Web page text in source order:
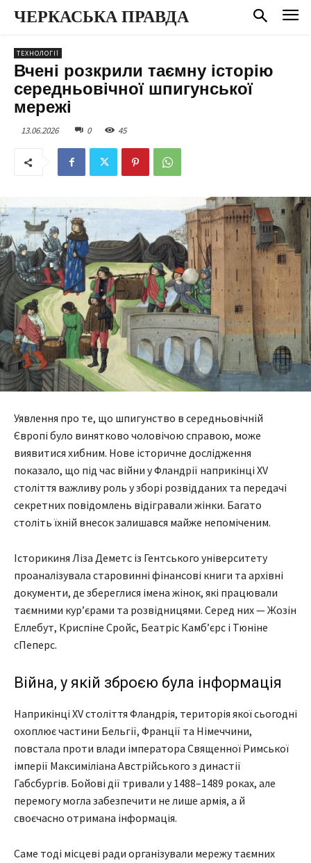
ЧЕРКАСЬКА ПРАВДА
ТЕХНОЛОГІЇ
Вчені розкрили таємну історію
середньовічної шпигунської
мережі
13.06.2026 0 45
Уявлення про те, що шпигунство в середньовічній
Європі було винятково чоловічою справою, може
виявитися хибним. Нове історичне дослідження
показало, що під час війни у Фландрії наприкінці XV
століття важливу роль у зборі розвідданих та передачі
секретних повідомлень відігравали жінки. Багато
століть їхній внесок залишався майже непоміченим.
Історикиня Ліза Деметс із Гентського університету
проаналізувала старовинні фінансові книги та архівні
документи, де збереглися імена жінок, які працювали
таємними кур’єрами та розвідницями. Серед них — Жозін
Еллебут, Криспіне Сройс, Беатріс Камб’єрс і Тюніне
сПеперс.
Війна, у якій зброєю була інформація
Наприкінці XV століття Фландрія, територія якої сьогодні
охоплює частини Бельгії, Франції та Німеччини,
повстала проти влади імператора Священної Римської
імперії Максиміліана Австрійського з династії
Габсбургів. Бойові дії тривали у 1488–1489 роках, але
перемогу могла забезпечити не лише армія, а й
своєчасно отримана інформація.
Саме тоді місцеві ради організували мережу таємних